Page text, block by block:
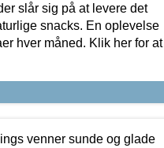
slår sig på at levere det
snacks. En oplevelse
hver måned. Klik her for at
venner sunde og glade